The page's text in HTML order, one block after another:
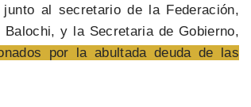
al secretario de la Federación,
y la Secretaria de Gobierno,
por la abultada deuda de las